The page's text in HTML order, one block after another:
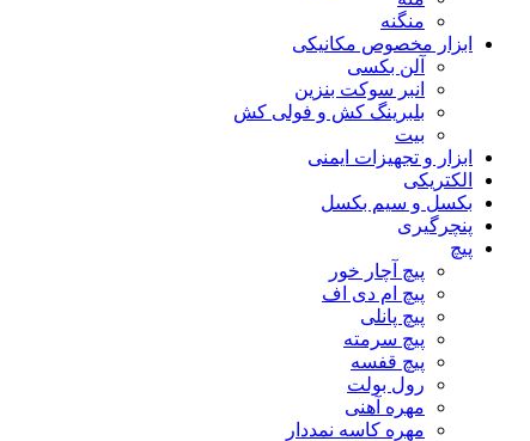
منگنه
ابزار مخصوص مکانیکی
آلن بکسی
انبر سوکت بنزین
بلبرینگ کش و فولی کش
بیت
ابزار و تجهیزات ایمنی
الکتریکی
بکسل و سیم بکسل
پنچرگیری
پیچ
پیچ آچار خور
پیچ ام دی اف
پیچ پانلی
پیچ سرمته
پیچ قفسه
رول بولت
مهره آهنی
مهره کاسه نمددار